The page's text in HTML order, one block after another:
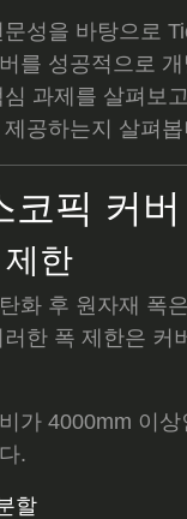
성을 바탕으로
를 성공적으로
과제를 살펴보
공하는지 살펴
코픽 커
한
화 후 원자재 폭
한 폭 제한은 커
가 4000mm 이
.
할